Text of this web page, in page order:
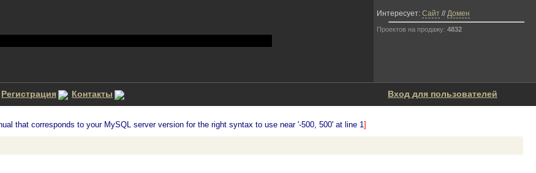
Интересует: Сайт //Домен
Проектов на продажу: 4832
Регистрация Контакты Вход для пользователей
that corresponds to your MySQL server version for the right syntax to use near '-500, 500' at line 1]